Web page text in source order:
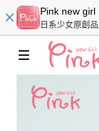
Pink new girl
日系少女原創